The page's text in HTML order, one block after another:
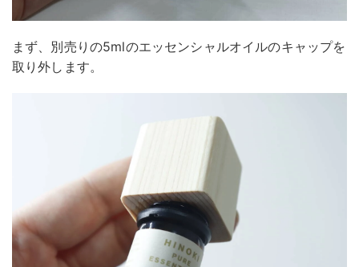
まず、別売りの5mlのエッセンシャルオイルのキャップを
取り外します。